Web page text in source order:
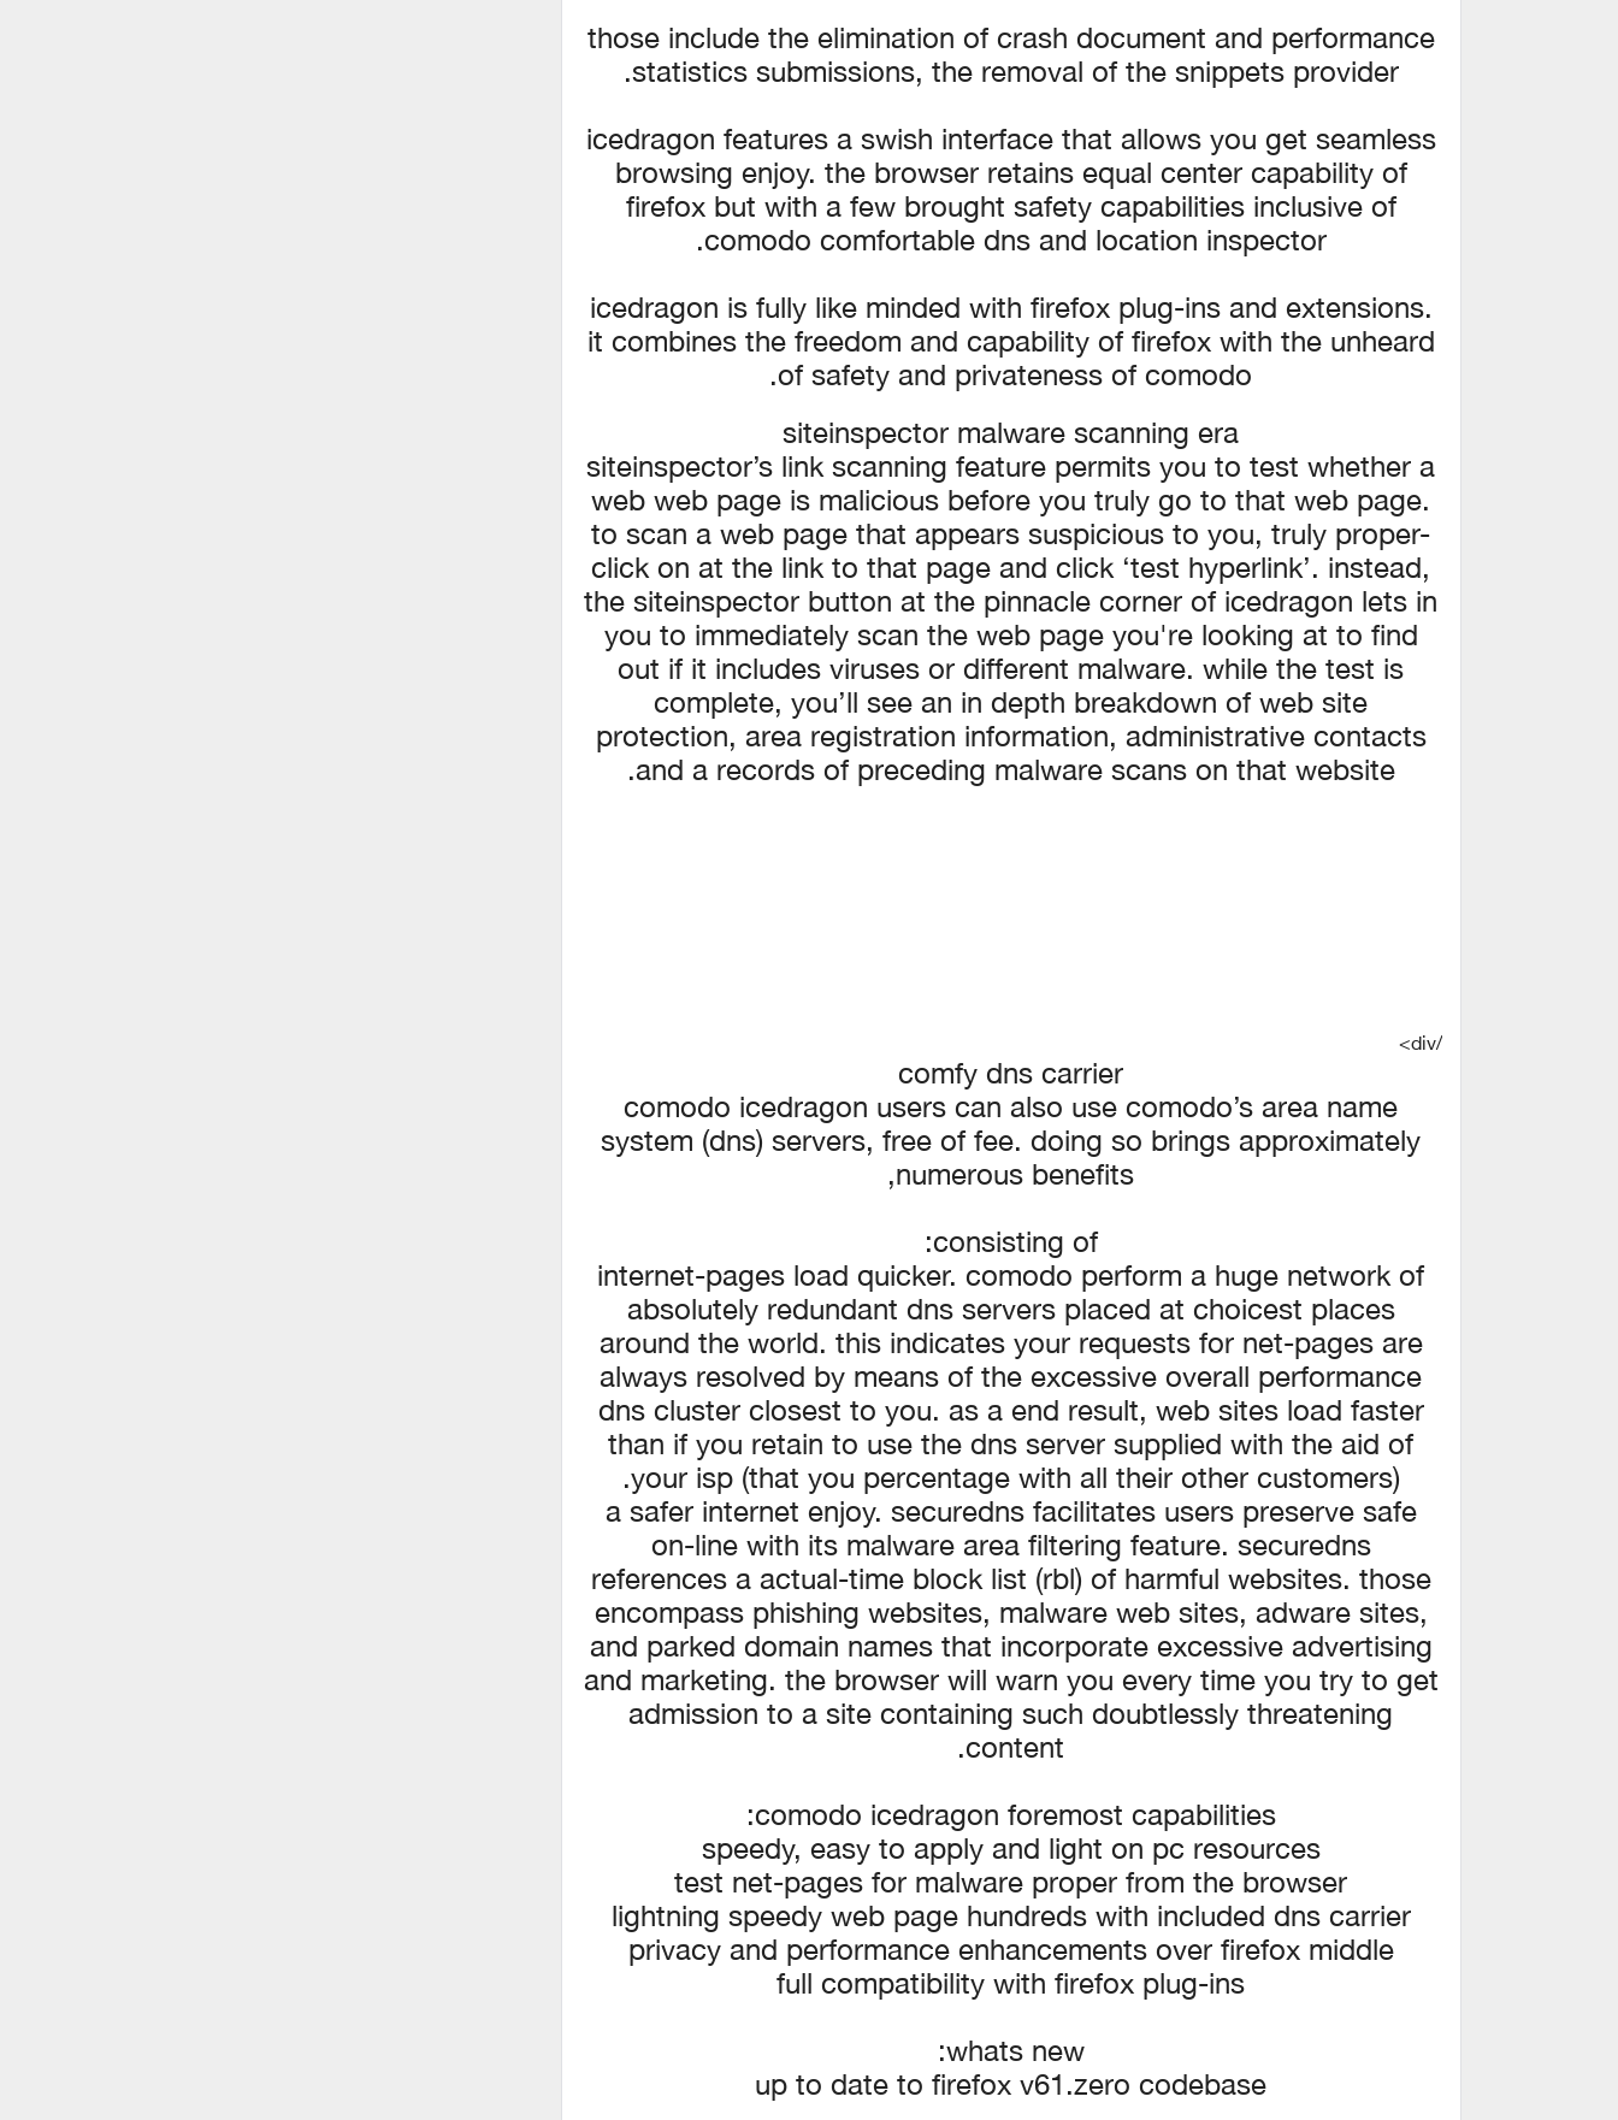
those include the elimination of crash document and performance
statistics submissions, the removal of the snippets provider.
icedragon features a swish interface that allows you get seamless
browsing enjoy. the browser retains equal center capability of
firefox but with a few brought safety capabilities inclusive of
comodo comfortable dns and location inspector.
icedragon is fully like minded with firefox plug-ins and extensions.
it combines the freedom and capability of firefox with the unheard
of safety and privateness of comodo.
siteinspector malware scanning era
siteinspector’s link scanning feature permits you to test whether a
web web page is malicious before you truly go to that web page.
to scan a web page that appears suspicious to you, truly proper-
click on at the link to that page and click ‘test hyperlink’. instead,
the siteinspector button at the pinnacle corner of icedragon lets in
you to immediately scan the web page you're looking at to find
out if it includes viruses or different malware. while the test is
complete, you’ll see an in depth breakdown of web site
protection, area registration information, administrative contacts
and a records of preceding malware scans on that website.
/div>
comfy dns carrier
comodo icedragon users can also use comodo’s area name
system (dns) servers, free of fee. doing so brings approximately
numerous benefits,
consisting of:
internet-pages load quicker. comodo perform a huge network of
absolutely redundant dns servers placed at choicest places
around the world. this indicates your requests for net-pages are
always resolved by means of the excessive overall performance
dns cluster closest to you. as a end result, web sites load faster
than if you retain to use the dns server supplied with the aid of
your isp (that you percentage with all their other customers).
a safer internet enjoy. securedns facilitates users preserve safe
on-line with its malware area filtering feature. securedns
references a actual-time block list (rbl) of harmful websites. those
encompass phishing websites, malware web sites, adware sites,
and parked domain names that incorporate excessive advertising
and marketing. the browser will warn you every time you try to get
admission to a site containing such doubtlessly threatening
content.
comodo icedragon foremost capabilities:
speedy, easy to apply and light on pc resources
test net-pages for malware proper from the browser
lightning speedy web page hundreds with included dns carrier
privacy and performance enhancements over firefox middle
full compatibility with firefox plug-ins
whats new:
up to date to firefox v61.zero codebase